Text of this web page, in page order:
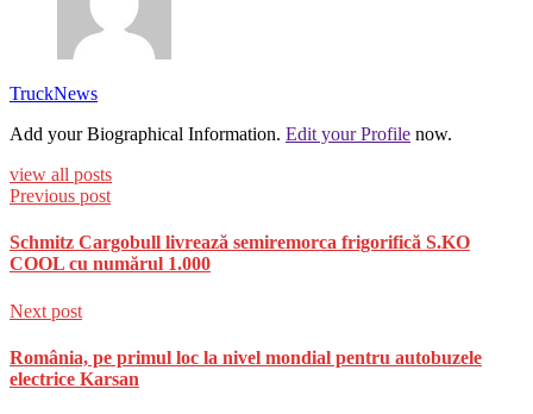
TruckNews
Add your Biographical Information. Edit your Profile now.
view all posts
Previous post
Schmitz Cargobull livrează semiremorca frigorifică S.KO
COOL cu numărul 1.000
Next post
România, pe primul loc la nivel mondial pentru autobuzele
electrice Karsan